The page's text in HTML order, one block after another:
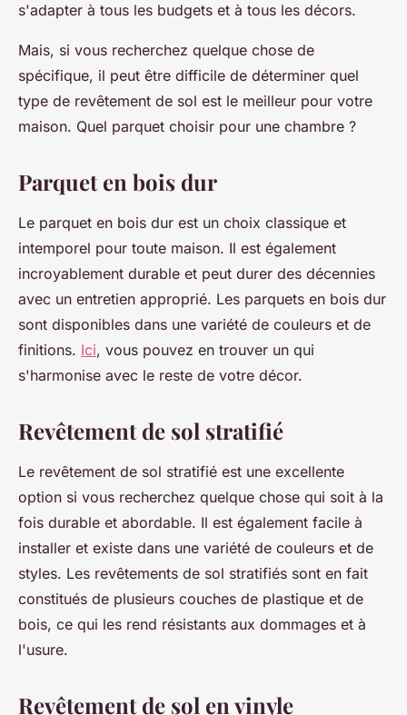
s'adapter à tous les budgets et à tous les décors.
Mais, si vous recherchez quelque chose de
spécifique, il peut être difficile de déterminer quel
type de revêtement de sol est le meilleur pour votre
maison. Quel parquet choisir pour une chambre ?
Parquet en bois dur
Le parquet en bois dur est un choix classique et
intemporel pour toute maison. Il est également
incroyablement durable et peut durer des décennies
avec un entretien approprié. Les parquets en bois dur
sont disponibles dans une variété de couleurs et de
finitions. Ici, vous pouvez en trouver un qui
s'harmonise avec le reste de votre décor.
Revêtement de sol stratifié
Le revêtement de sol stratifié est une excellente
option si vous recherchez quelque chose qui soit à la
fois durable et abordable. Il est également facile à
installer et existe dans une variété de couleurs et de
styles. Les revêtements de sol stratifiés sont en fait
constitués de plusieurs couches de plastique et de
bois, ce qui les rend résistants aux dommages et à
l'usure.
Revêtement de sol en vinyle